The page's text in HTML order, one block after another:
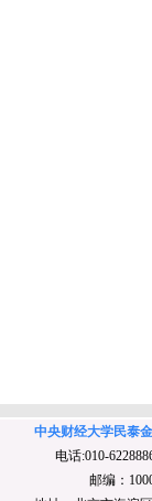
中央财经大学民泰
电话:010-
邮编：